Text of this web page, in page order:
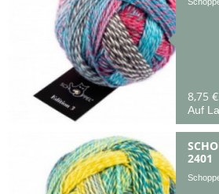
8,75 €
Auf
2401